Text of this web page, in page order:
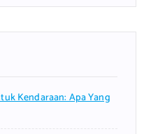
Kendaraan: Apa Yang